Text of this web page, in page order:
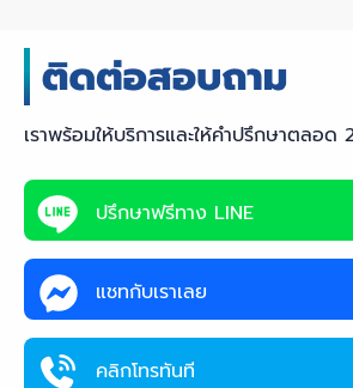
เราพร้อมให้บริการและให้คำปรึกษาตลอด
ปรึกษาฟรีทาง LINE
แชทกับเราเลย
คลิกโทรทันที